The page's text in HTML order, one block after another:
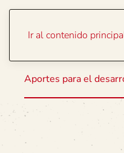
Ir al contenido
Aportes para el